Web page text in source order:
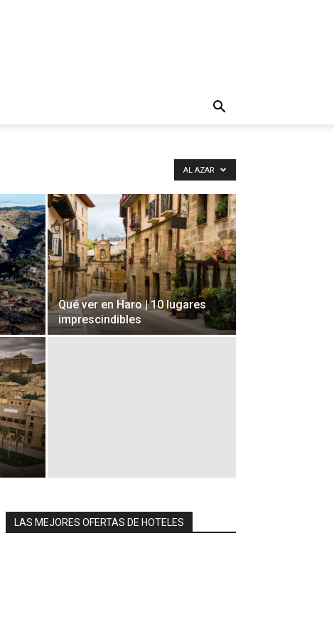
AL AZAR
Qué ver en Haro | 10 lugares
imprescindibles
LAS MEJORES OFERTAS DE HOTELES